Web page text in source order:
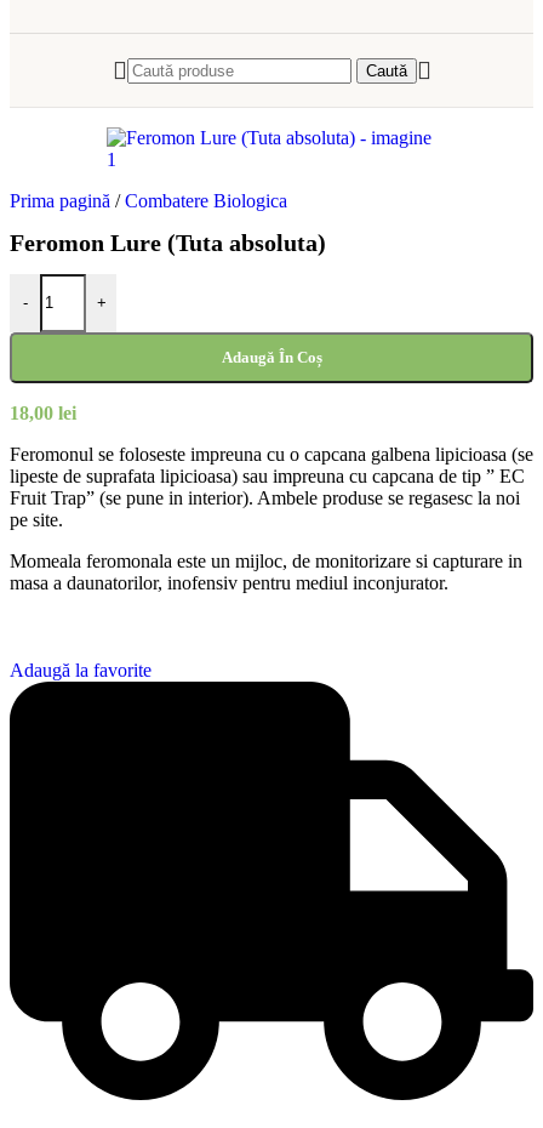
Caută
Prima pagină / Combatere Biologica
Feromon Lure (Tuta absoluta)
-
Cantitate Feromon Lure (Tuta absoluta)
+
Adaugă În Coș
18,00 lei
Feromonul se foloseste impreuna cu o capcana galbena lipicioasa (se
lipeste de suprafata lipicioasa) sau impreuna cu capcana de tip ” EC
Fruit Trap” (se pune in interior). Ambele produse se regasesc la noi
pe site.
Momeala feromonala este un mijloc, de monitorizare si capturare in
masa a daunatorilor, inofensiv pentru mediul inconjurator.
Adaugă la favorite